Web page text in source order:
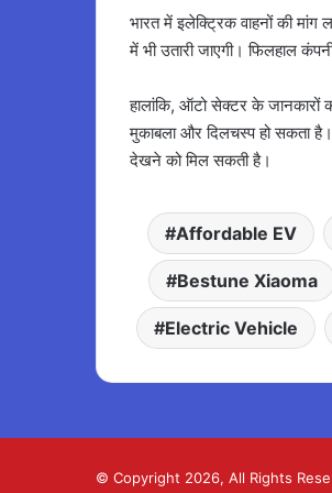
भारत में इलेक्ट्रिक वाहनों की मांग
में भी उतारी जाएगी। फिलहाल
हालांकि, ऑटो सेक्टर के जानकारों
मुकाबला और दिलचस्प हो सकता
देखने को मिल सकती है।
Affordable EV
Bestune Xiaoma
Electric Vehicle
© Copyright 2026, All Rights